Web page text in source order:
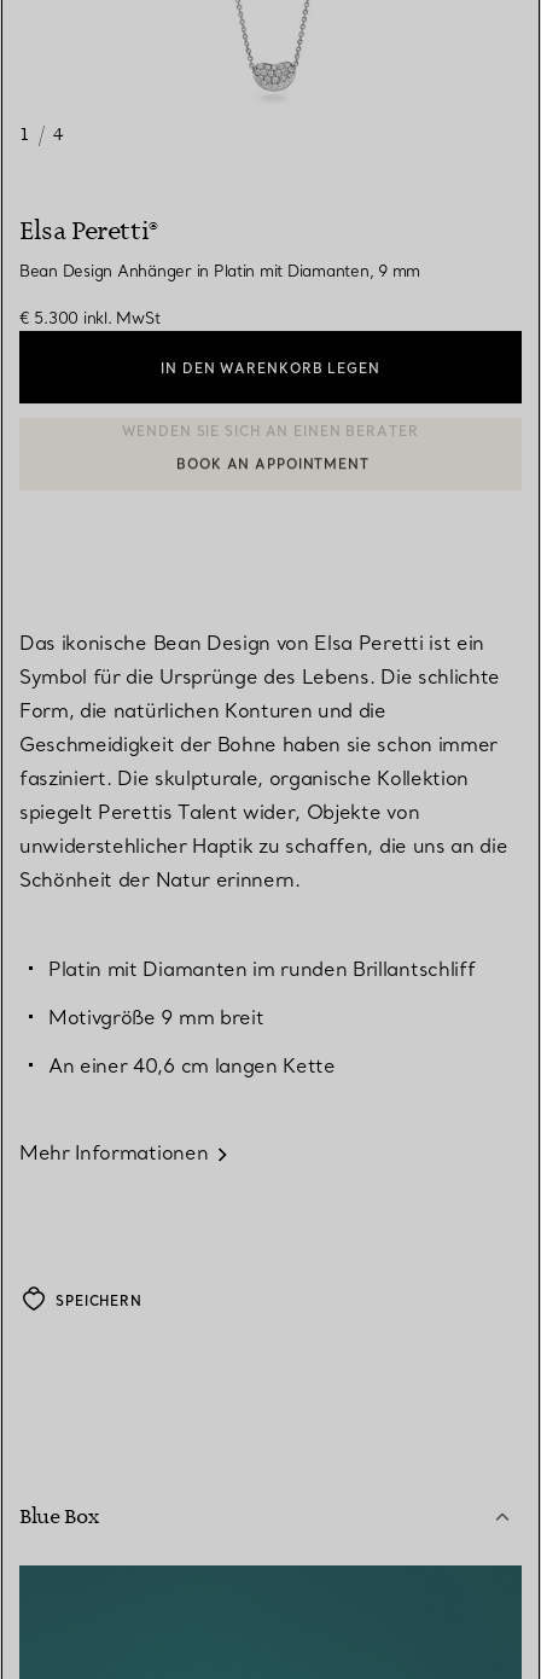
1 / 4
Elsa Peretti®
Bean Design Anhänger in Platin mit Diamanten, 9 mm
€ 5.300 inkl. MwSt
IN DEN WARENKORB LEGEN
EINEN KUNDENBERATER KONTAKTIEREN ODER EINEN
BOOK AN APPOINTMENT
Das ikonische Bean Design von Elsa Peretti ist ein
Symbol für die Ursprünge des Lebens. Die schlichte
Form, die natürlichen Konturen und die
Geschmeidigkeit der Bohne haben sie schon immer
fasziniert. Die skulpturale, organische Kollektion
spiegelt Perettis Talent wider, Objekte von
unwiderstehlicher Haptik zu schaffen, die uns an die
Schönheit der Natur erinnern.
Platin mit Diamanten im runden Brillantschliff
Motivgröße 9 mm breit
An einer 40,6 cm langen Kette
Mehr Informationen
SPEICHERN
Blue Box